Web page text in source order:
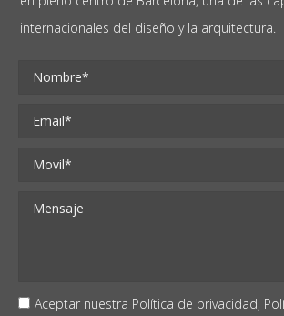
internacionales del diseño y la arquitectura.
Aceptar nuestra Política de privacidad,